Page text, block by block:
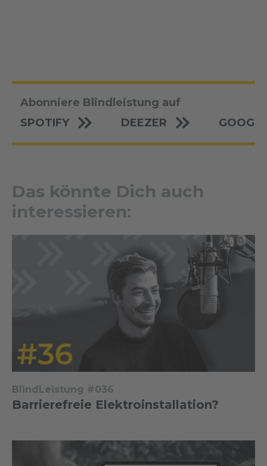
Abonniere Blindleistung auf
SPOTIFY
DEEZER
Das könnte Dich auch
interessieren:
BlindLeistung #036
Barrierefreie Elektroinstallation?